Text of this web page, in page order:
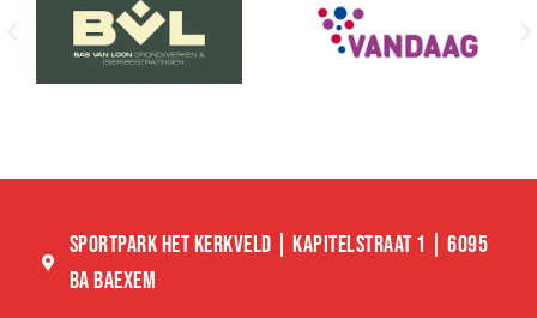
SPORTPARK HET KERKVELD | KAPITELSTRAAT 1 | 6095
BA BAEXEM